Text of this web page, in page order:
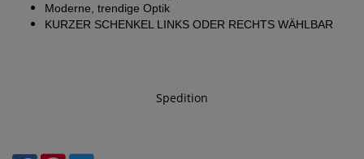
Moderne, trendige Optik
KURZER SCHENKEL LINKS ODER RECHTS WÄHLBAR
Spedition